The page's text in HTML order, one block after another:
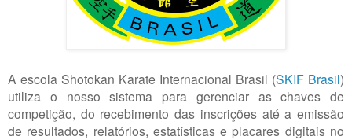
A escola Shotokan Karate Internacional Brasil (SKIF Brasil)
utiliza o nosso sistema para gerenciar as chaves de
competição, do recebimento das inscrições até a emissão
de resultados, relatórios, estatísticas e placares digitais no